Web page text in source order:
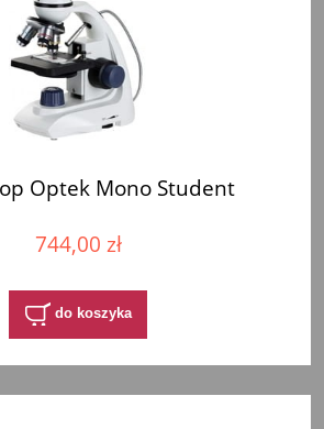
Optek Mono Student
744,00 zł
do koszyka